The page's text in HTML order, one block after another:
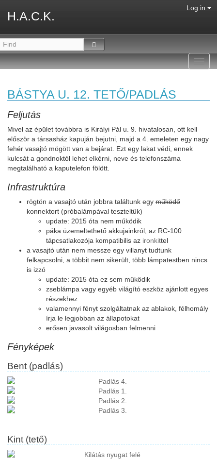
H.A.C.K.
Log in
BÁSTYA U. 12. TETŐ/PADLÁS
Feljutás
Mivel az épület továbbra is Királyi Pál u. 9. hivatalosan, ott kell
először a társasház kapuján bejutni, majd a 4. emeleten egy nagy
fehér vasajtó mögött van a bejárat. Ezt egy lakat védi, ennek
kulcsát a gondnoktól lehet elkérni, neve és telefonszáma
megtalálható a kaputelefon fölött.
Infrastruktúra
rögtön a vasajtó után jobbra találtunk egy működő
konnektort (próbalámpával teszteltük)
update: 2015 óta nem működik
páka üzemeltethető akkujainkról, az RC-100
tápcsatlakozója kompatibilis az ironkittel
a vasajtó után nem messze egy villanyt tudtunk
felkapcsolni, a többit nem sikerült, több lámpatestben nincs
is izzó
update: 2015 óta ez sem működik
zseblámpa vagy egyéb világító eszköz ajánlott egyes
részekhez
valamennyi fényt szolgáltatnak az ablakok, félhomály
írja le legjobban az állapotokat
erősen javasolt világosban felmenni
Fényképek
Bent (padlás)
Kint (tető)